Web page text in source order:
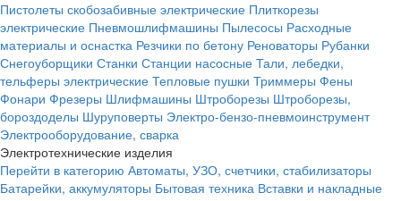
Пистолеты скобозабивные электрические Плиткорезы
электрические Пневмошлифмашины Пылесосы Расходные
материалы и оснастка Резчики по бетону Реноваторы Рубанки
Снегоуборщики Станки Станции насосные Тали, лебедки,
тельферы электрические Тепловые пушки Триммеры Фены
Фонари Фрезеры Шлифмашины Штроборезы Штроборезы,
бороздоделы Шуруповерты Электро-бензо-пневмоинструмент
Электрооборудование, сварка
Электротехнические изделия
Перейти в категорию Автоматы, УЗО, счетчики, стабилизаторы
Батарейки, аккумуляторы Бытовая техника Вставки и накладные